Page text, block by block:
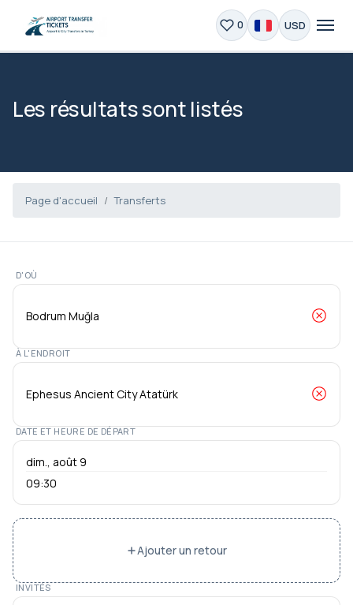
0 USD
Les résultats sont listés
Page d'accueil Transferts
D'OÙ
À L'ENDROIT
DATE ET HEURE DE DÉPART
09:30
Ajouter un retour
INVITÉS